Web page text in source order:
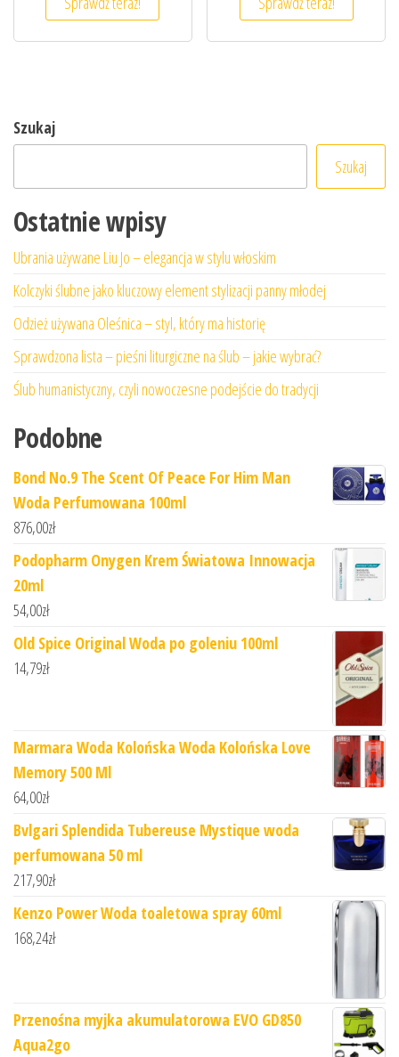
Szukaj
Szukaj
Ostatnie wpisy
Ubrania używane Liu Jo – elegancja w stylu włoskim
Kolczyki ślubne jako kluczowy element stylizacji panny młodej
Odzież używana Oleśnica – styl, który ma historię
Sprawdzona lista – pieśni liturgiczne na ślub – jakie wybrać?
Ślub humanistyczny, czyli nowoczesne podejście do tradycji
Podobne
Bond No.9 The Scent Of Peace For Him Man
Woda Perfumowana 100ml
876,00zł
Podopharm Onygen Krem Światowa Innowacja
20ml
54,00zł
Old Spice Original Woda po goleniu 100ml
14,79zł
Marmara Woda Kolońska Woda Kolońska Love
Memory 500 Ml
64,00zł
Bvlgari Splendida Tubereuse Mystique woda
perfumowana 50 ml
217,90zł
Kenzo Power Woda toaletowa spray 60ml
168,24zł
Przenośna myjka akumulatorowa EVO GD850
Aqua2go